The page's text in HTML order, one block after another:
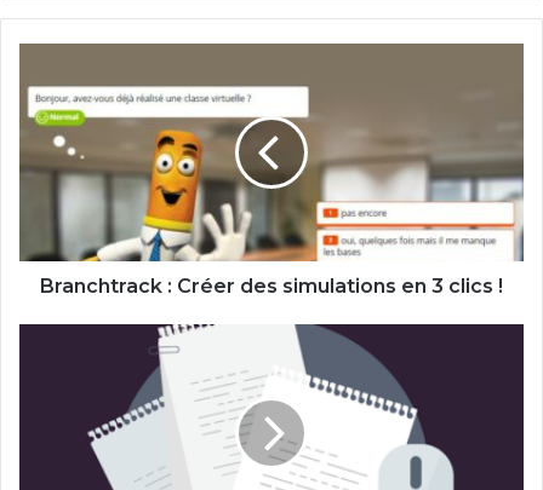
Créer
des
simulations
!
Branchtrack : Créer des simulations en 3 clics !
Méthodologie